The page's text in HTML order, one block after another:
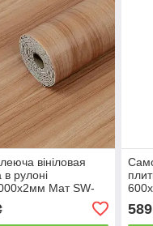
вініловая
в рулоні
Мат SW-
589